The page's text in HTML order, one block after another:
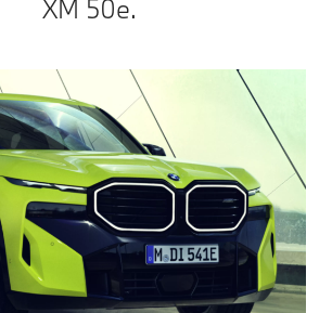
XM 50e.